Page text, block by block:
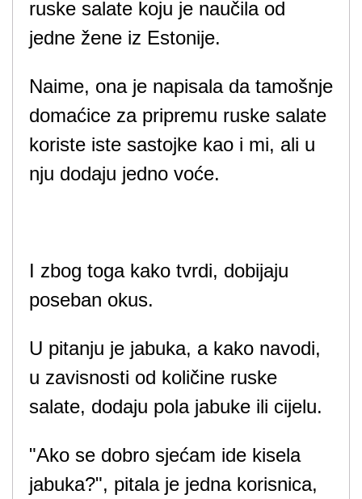
ruske salate koju je naučila od
jedne žene iz Estonije.
Naime, ona je napisala da tamošnje
domaćice za pripremu ruske salate
koriste iste sastojke kao i mi, ali u
nju dodaju jedno voće.
I zbog toga kako tvrdi, dobijaju
poseban okus.
U pitanju je jabuka, a kako navodi,
u zavisnosti od količine ruske
salate, dodaju pola jabuke ili cijelu.
"Ako se dobro sjećam ide kisela
jabuka?", pitala je jedna korisnica,